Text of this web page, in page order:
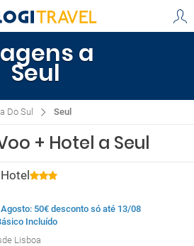
a
Seul
Do Sul Seul
+ Hotel a Seul
50€ desconto só até 13/08
Incluído
Lisboa